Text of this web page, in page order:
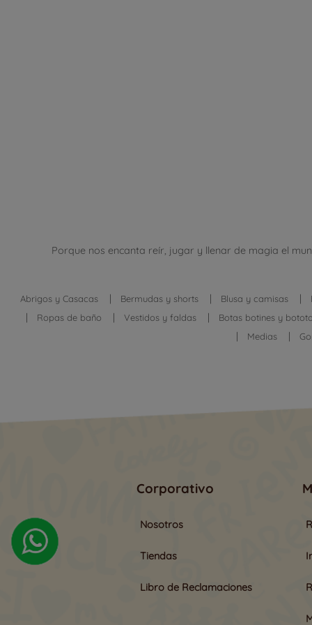
https://wa.link/7xl9ja
Porque nos encanta reír, jugar y llenar de magia el
Abrigos y Casacas Bermudas y shorts Blusa y camisas
Ropas de baño
Vestidos y faldas Botas botines y
Medias
Corporativo
Nosotros
Tiendas
Libro de Reclamaciones